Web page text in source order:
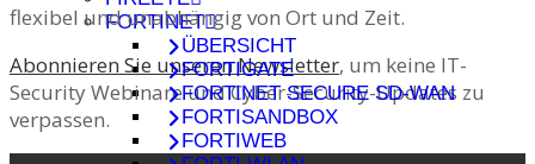
FORTINET
ÜBERSICHT
FORTIGATE
FORTINET SECURE SD-WAN
FORTISANDBOX
FORTIWEB
flexibel und unabhängig von Ort und Zeit.
Abonnieren Sie unseren Newsletter, um keine IT-
Security Webinare und Cyber-Security-Updates zu
verpassen.